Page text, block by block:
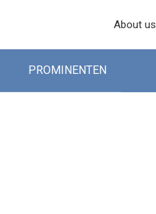
About us
PROMINENTEN